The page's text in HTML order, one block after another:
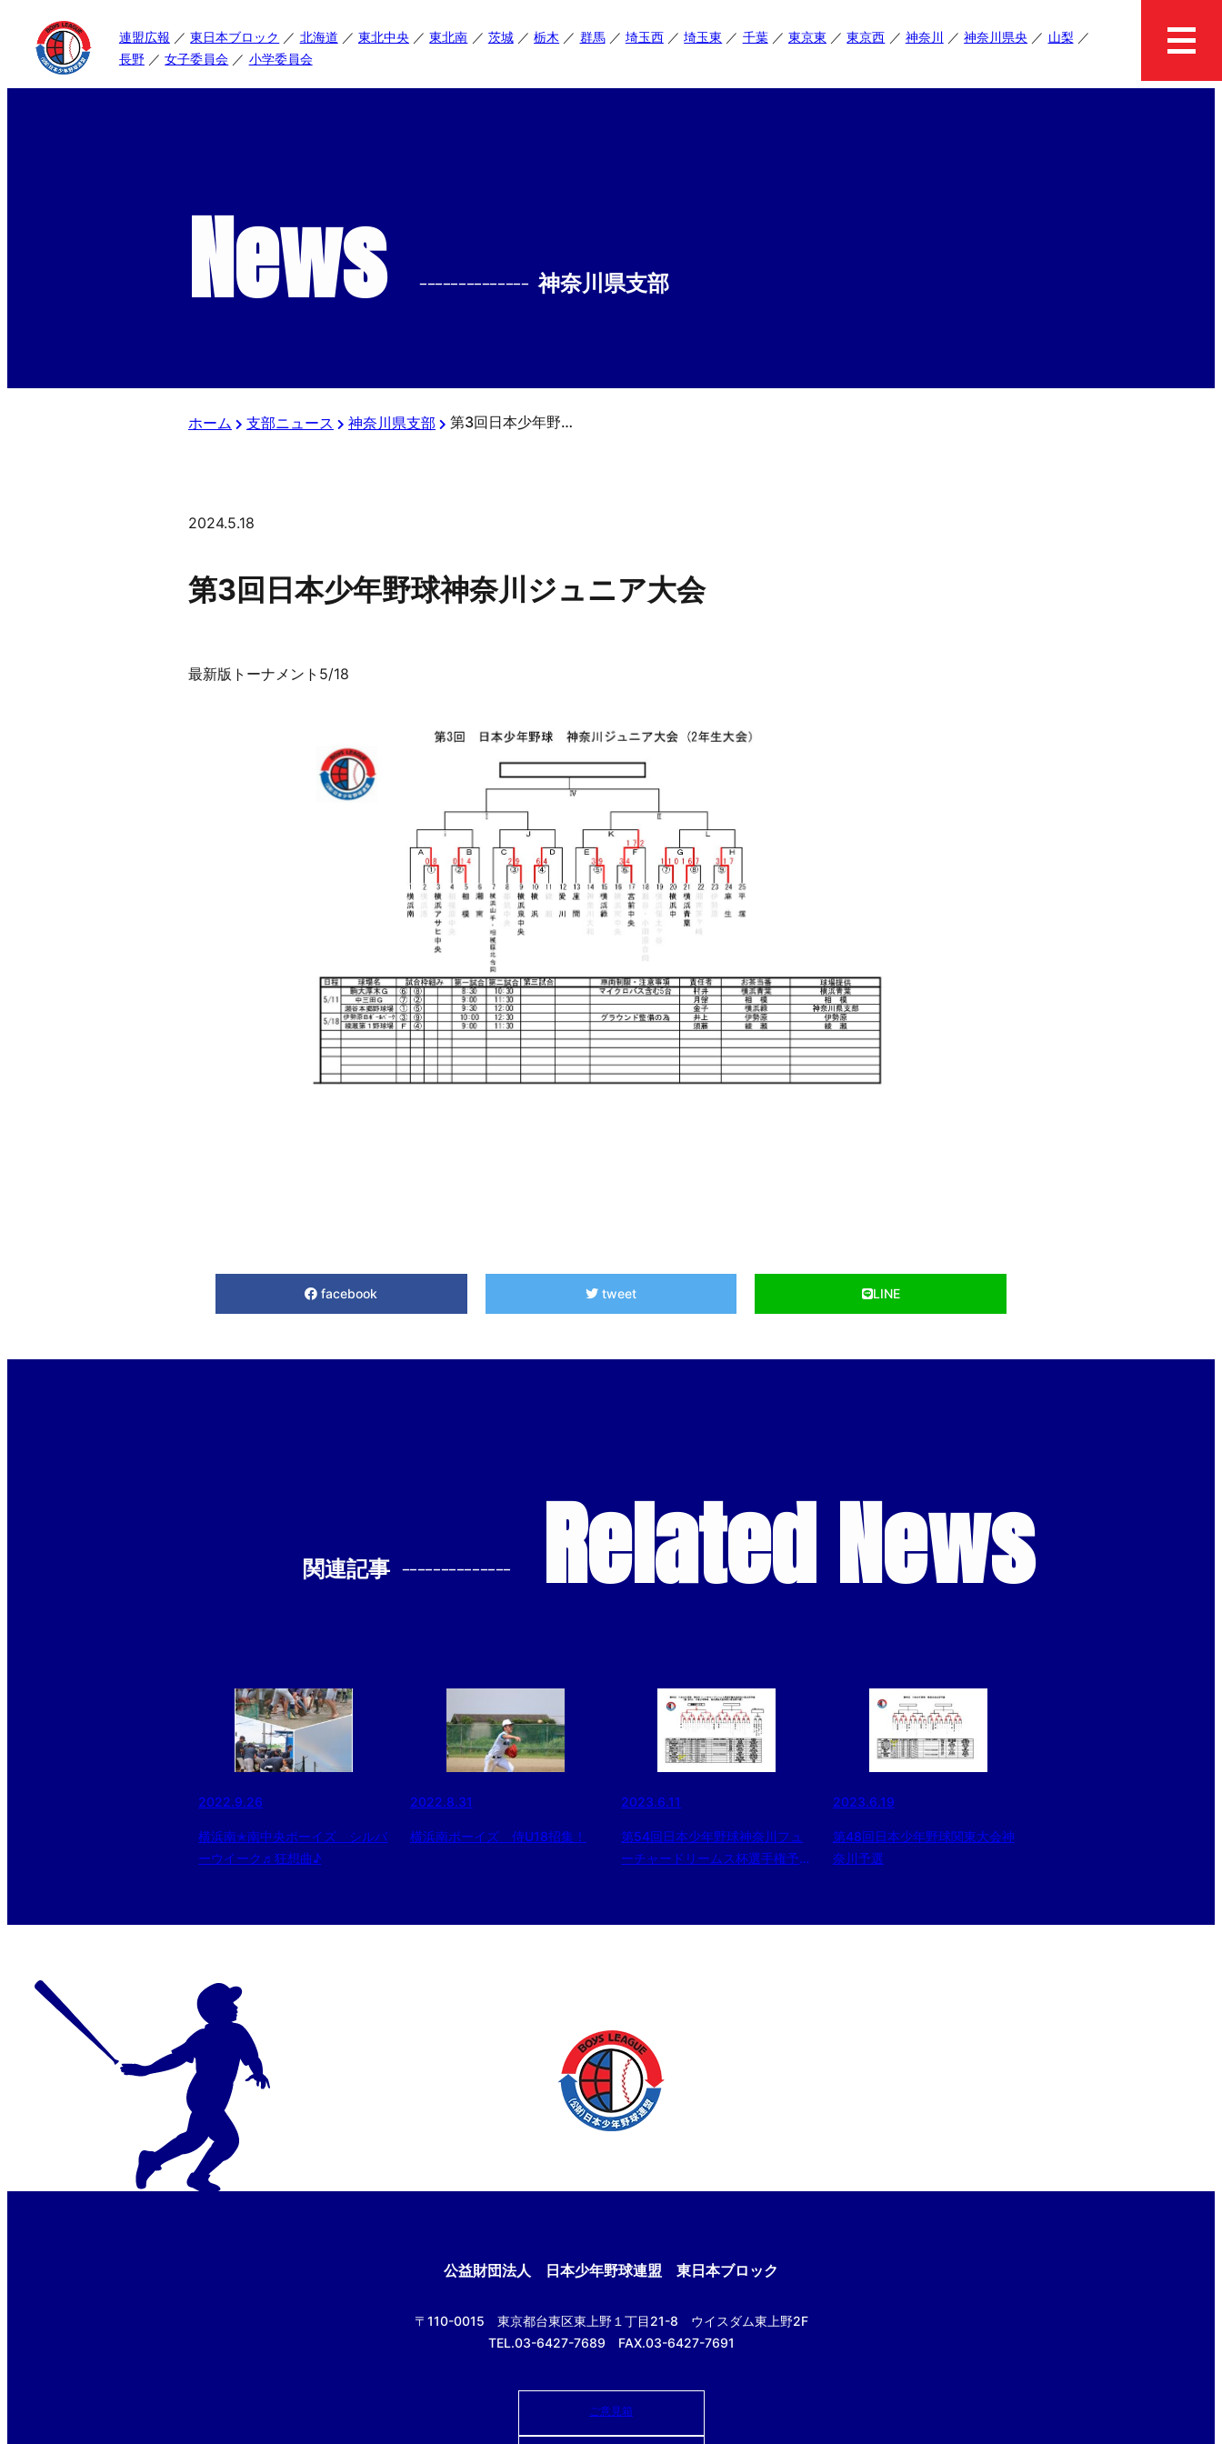
連盟広報 東日本ブロック 北海道 東北中央 東北南 茨城 栃木 群馬 埼玉西 埼玉東 千葉 東京東 東京西 神奈川 神奈川県央
山梨
長野
女子委員会 小学委員会
News -------------- 神奈川県支部
ホーム 支部ニュース 神奈川県支部 第3回日本少年野球神奈川ジュニア大会
2024.5.18
第3回日本少年野球神奈川ジュニア大会
最新版トーナメント5/18
facebook tweet LINE
関連記事 -------------- Related News
2022.9.26
横浜南✭南中央ボーイズ シルバ
ーウイーク♬狂想曲♪
2022.8.31
横浜南ボーイズ 侍U18招集！
2023.6.11
第54回日本少年野球神奈川フュ
ーチャードリームス杯選手権予選
2023.6.19
第48回日本少年野球関東大会神
奈川予選
公益財団法人 日本少年野球連盟 東日本ブロック
〒110-0015 東京都台東区東上野１丁目21-8 ウイスダム東上野2F
TEL.03-6427-7689 FAX.03-6427-7691
ご意見箱